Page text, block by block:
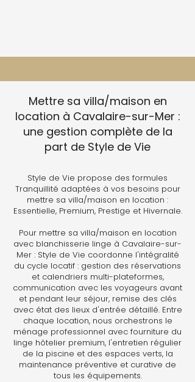
Mettre sa villa/maison en
location à Cavalaire-sur-Mer :
une gestion complète de la
part de Style de Vie
Style de Vie propose des formules
Tranquillité adaptées à vos besoins pour
mettre sa villa/maison en location :
Essentielle, Premium, Prestige et Hivernale.
Pour mettre sa villa/maison en location
avec blanchisserie linge à Cavalaire-sur-
Mer : Style de Vie coordonne l'intégralité
du cycle locatif : gestion des réservations
et calendriers multi-plateformes,
communication avec les voyageurs avant
et pendant leur séjour, remise des clés
avec état des lieux d'entrée détaillé. Entre
chaque location, nous orchestrons le
ménage professionnel avec fourniture du
linge hôtelier premium, l'entretien régulier
de la piscine et des espaces verts, la
maintenance préventive et curative de
tous les équipements.